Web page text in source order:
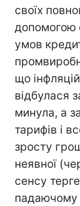
своїх
допомогою
умов
що
відбулася
минула, а
тарифів і
зросту
неявної
сенсу
падаючому